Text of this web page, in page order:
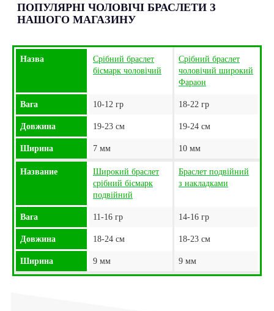
ПОПУЛЯРНІ ЧОЛОВІЧІ БРАСЛЕТИ З
НАШОГО МАГАЗИНУ
Назва
Срібний браслет
бісмарк чоловічий
Срібний браслет
чоловічий широкий
Фараон
Вага 10-12 гр 18-22 гр
Довжина 19-23 см 19-24 см
Ширина 7 мм 10 мм
Название
Широкий браслет
срібний бісмарк
подвійний
Браслет подвійний
з накладками
Вага 11-16 гр 14-16 гр
Довжина 18-24 см 18-23 см
Ширина 9 мм 9 мм